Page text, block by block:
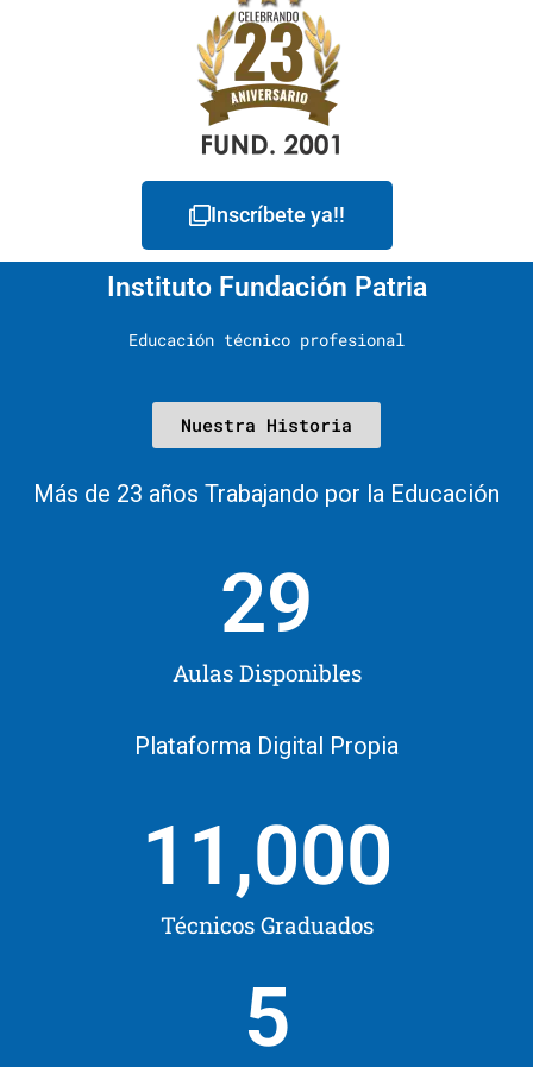
Inscríbete ya!!
Instituto Fundación Patria
Educación técnico profesional
Nuestra Historia
Más de 23 años Trabajando por la Educación
Aulas Disponibles
29
Plataforma Digital Propia
Técnicos Graduados
11,000
5